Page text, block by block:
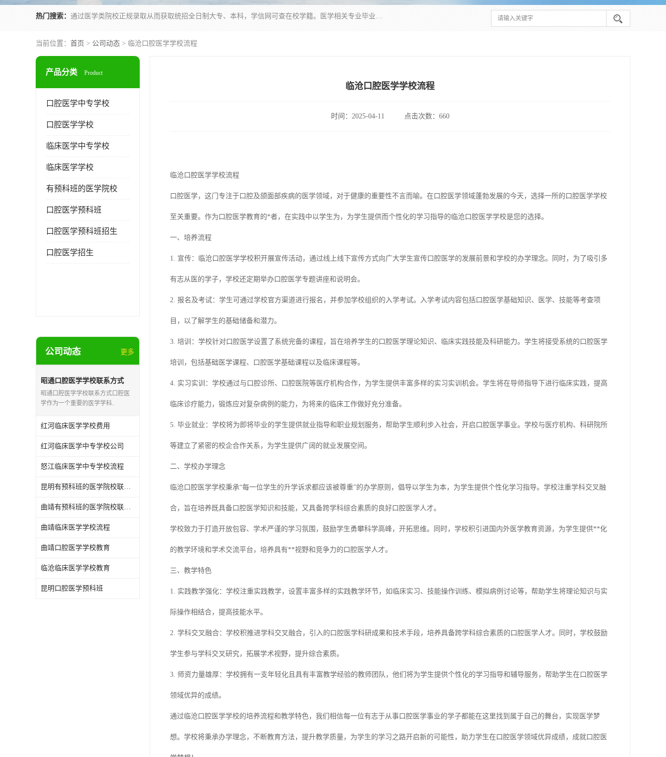
热门搜索： 通过医学类院校正规录取从而获取统招全日制大专、本科，学信网可查在校学籍。医学相关专业毕业后可参加执业助理医师与执业医师证书考试（如口腔医学、临床医学、中医学等专业）.
当前位置： 首页 > 公司动态 > 临沧口腔医学学校流程
产品分类 Product
口腔医学中专学校
口腔医学学校
临床医学中专学校
临床医学学校
有预科班的医学院校
口腔医学预科班
口腔医学预科班招生
口腔医学招生
公司动态 更多
昭通口腔医学学校联系方式
昭通口腔医学学校联系方式口腔医
学作为一个重要的医学学科..
红河临床医学学校费用
红河临床医学中专学校公司
怒江临床医学中专学校流程
昆明有预科班的医学院校联系方式
曲靖有预科班的医学院校联系方式
曲靖临床医学学校流程
曲靖口腔医学学校教育
临沧临床医学学校教育
昆明口腔医学预科班
临沧口腔医学学校流程
时间：2025-04-11 点击次数：660
临沧口腔医学学校流程
口腔医学，这门专注于口腔及颌面部疾病的医学领域，对于健康的重要性不言而喻。在口腔医学领域蓬勃发展的今天，选择一所的口腔医学学校
至关重要。作为口腔医学教育的*者，在实践中以学生为，为学生提供而个性化的学习指导的临沧口腔医学学校是您的选择。
一、培养流程
1. 宣传：临沧口腔医学学校积开展宣传活动，通过线上线下宣传方式向广大学生宣传口腔医学的发展前景和学校的办学理念。同时，为了吸引多
有志从医的学子，学校还定期举办口腔医学专题讲座和说明会。
2. 报名及考试：学生可通过学校官方渠道进行报名，并参加学校组织的入学考试。入学考试内容包括口腔医学基础知识、医学、技能等考查项
目，以了解学生的基础储备和潜力。
3. 培训：学校针对口腔医学设置了系统完备的课程，旨在培养学生的口腔医学理论知识、临床实践技能及科研能力。学生将接受系统的口腔医学
培训，包括基础医学课程、口腔医学基础课程以及临床课程等。
4. 实习实训：学校通过与口腔诊所、口腔医院等医疗机构合作，为学生提供丰富多样的实习实训机会。学生将在导师指导下进行临床实践，提高
临床诊疗能力，锻炼应对复杂病例的能力，为将来的临床工作做好充分准备。
5. 毕业就业：学校将为即将毕业的学生提供就业指导和职业规划服务，帮助学生顺利步入社会，开启口腔医学事业。学校与医疗机构、科研院所
等建立了紧密的校企合作关系，为学生提供广阔的就业发展空间。
二、学校办学理念
临沧口腔医学学校秉承“每一位学生的升学诉求都应该被尊重”的办学原则，倡导以学生为本，为学生提供个性化学习指导。学校注重学科交叉融
合，旨在培养既具备口腔医学知识和技能，又具备跨学科综合素质的良好口腔医学人才。
学校致力于打造开放包容、学术严谨的学习氛围，鼓励学生勇攀科学高峰，开拓思维。同时，学校积引进国内外医学教育资源，为学生提供**化
的教学环境和学术交流平台，培养具有**视野和竞争力的口腔医学人才。
三、教学特色
1. 实践教学强化：学校注重实践教学，设置丰富多样的实践教学环节，如临床实习、技能操作训练、模拟病例讨论等，帮助学生将理论知识与实
际操作相结合，提高技能水平。
2. 学科交叉融合：学校积推进学科交叉融合，引入的口腔医学科研成果和技术手段，培养具备跨学科综合素质的口腔医学人才。同时，学校鼓励
学生参与学科交叉研究，拓展学术视野，提升综合素质。
3. 师资力量雄厚：学校拥有一支年轻化且具有丰富教学经验的教师团队，他们将为学生提供个性化的学习指导和辅导服务，帮助学生在口腔医学
领域优异的成绩。
通过临沧口腔医学学校的培养流程和教学特色，我们相信每一位有志于从事口腔医学事业的学子都能在这里找到属于自己的舞台，实现医学梦
想。学校将秉承办学理念，不断教育方法，提升教学质量，为学生的学习之路开启新的可能性，助力学生在口腔医学领域优异成绩，成就口腔医